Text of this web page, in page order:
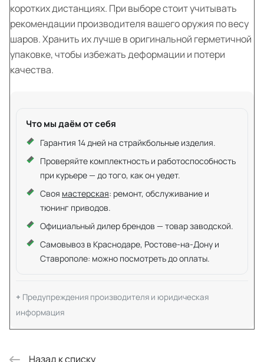
коротких дистанциях. При выборе стоит учитывать
рекомендации производителя вашего оружия по весу
шаров. Хранить их лучше в оригинальной герметичной
упаковке, чтобы избежать деформации и потери
качества.
Что мы даём от себя
Гарантия 14 дней на страйкбольные изделия.
Проверяйте комплектность и работоспособность
при курьере — до того, как он уедет.
Своя мастерская: ремонт, обслуживание и
тюнинг приводов.
Официальный дилер брендов — товар заводской.
Самовывоз в Краснодаре, Ростове-на-Дону и
Ставрополе: можно посмотреть до оплаты.
Предупреждения производителя и юридическая
информация
Назад к списку